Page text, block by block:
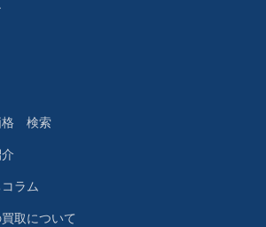
格 検索
ラム
取について